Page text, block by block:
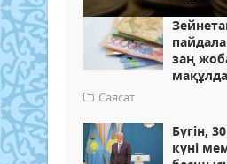
заң
Саясат
Бүгін,
күні